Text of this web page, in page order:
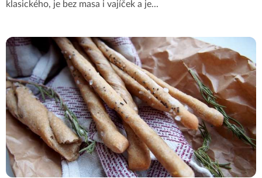
klasického, je bez masa i vajíček a je...